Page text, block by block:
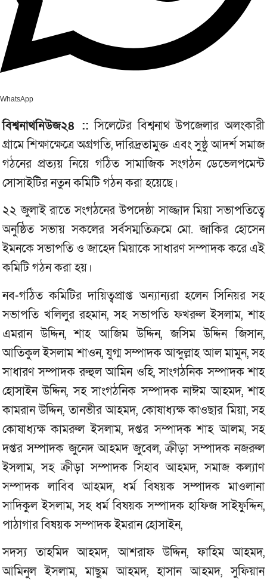
WhatsApp
বিশ্বনাথনিউজ২৪ :: সিলেটের বিশ্বনাথ উপজেলার অলংকারী
গ্রামে শিক্ষাক্ষেত্রে অগ্রগতি, দারিদ্রতামুক্ত এবং সুষ্ঠু আদর্শ সমাজ
গঠনের প্রত্যয় নিয়ে গঠিত সামাজিক সংগঠন ডেভেলপমেন্ট
সোসাইটির নতুন কমিটি গঠন করা হয়েছে।
২২ জুলাই রাতে সংগঠনের উপদেষ্ঠা সাজ্জাদ মিয়া সভাপতিত্বে
অনুষ্ঠিত সভায় সকলের সর্বসম্মতিক্রমে মো. জাকির হোসেন
ইমনকে সভাপতি ও জাহেদ মিয়াকে সাধারণ সম্পাদক করে এই
কমিটি গঠন করা হয়।
নব-গঠিত কমিটির দায়িত্বপ্রাপ্ত অন্যান্যরা হলেন সিনিয়র সহ
সভাপতি খলিলুর রহমান, সহ সভাপতি ফখরুল ইসলাম, শাহ
এমরান উদ্দিন, শাহ আজিম উদ্দিন, জসিম উদ্দিন জিসান,
আতিকুল ইসলাম শাওন, যুগ্ম সম্পাদক আব্দুল্লাহ আল মামুন, সহ
সাধারণ সম্পাদক রুহুল আমিন ওহি, সাংগঠনিক সম্পাদক শাহ
হোসাইন উদ্দিন, সহ সাংগঠনিক সম্পাদক নাঈম আহমদ, শাহ
কামরান উদ্দিন, তানভীর আহমদ, কোষাধ্যক্ষ কাওছার মিয়া, সহ
কোষাধ্যক্ষ কামরুল ইসলাম, দপ্তর সম্পাদক শাহ আলম, সহ
দপ্তর সম্পাদক জুনেদ আহমদ জুবেল, ক্রীড়া সম্পাদক নজরুল
ইসলাম, সহ ক্রীড়া সম্পাদক সিহাব আহমদ, সমাজ কল্যাণ
সম্পাদক লাবিব আহমদ, ধর্ম বিষয়ক সম্পাদক মাওলানা
সাদিকুল ইসলাম, সহ ধর্ম বিষয়ক সম্পাদক হাফিজ সাইফুদ্দিন,
পাঠাগার বিষয়ক সম্পাদক ইমরান হোসাইন,
সদস্য তাহমিদ আহমদ, আশরাফ উদ্দিন, ফাহিম আহমদ,
আমিনুল ইসলাম, মাছুম আহমদ, হাসান আহমদ, সুফিয়ান